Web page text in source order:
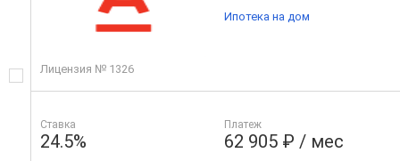
Лицензия № 1326
Ставка
24.5%
Платеж
62 905 ₽ / мес
Ипотека на дом